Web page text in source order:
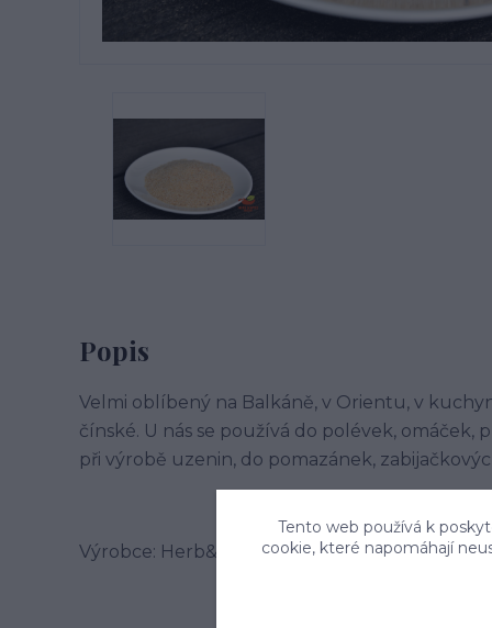
Popis
Velmi oblíbený na Balkáně, v Orientu, v
čínské. U nás se používá do polévek, omáček,
při výrobě uzenin, do pomazánek,
Výrobce: Herb&Spice market s.r.o. ,
Tento web používá k
cookie, které napomáhají